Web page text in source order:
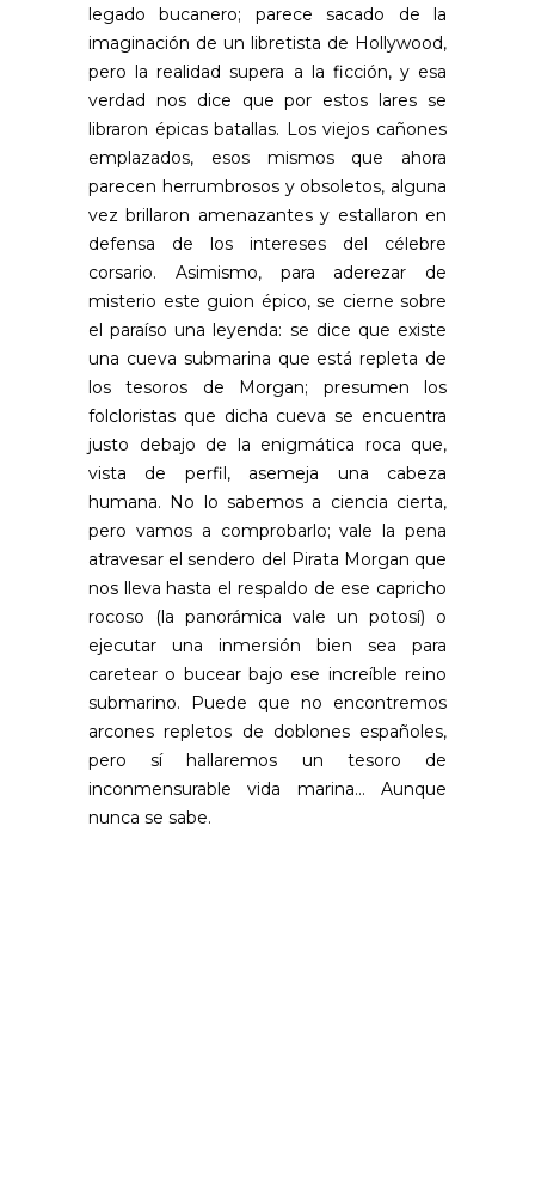
legado bucanero; parece sacado de la
imaginación de un libretista de Hollywood,
pero la realidad supera a la ficción, y esa
verdad nos dice que por estos lares se
libraron épicas batallas. Los viejos cañones
emplazados, esos mismos que ahora
parecen herrumbrosos y obsoletos, alguna
vez brillaron amenazantes y estallaron en
defensa de los intereses del célebre
corsario. Asimismo, para aderezar de
misterio este guion épico, se cierne sobre
el paraíso una leyenda: se dice que existe
una cueva submarina que está repleta de
los tesoros de Morgan; presumen los
folcloristas que dicha cueva se encuentra
justo debajo de la enigmática roca que,
vista de perfil, asemeja una cabeza
humana. No lo sabemos a ciencia cierta,
pero vamos a comprobarlo; vale la pena
atravesar el sendero del Pirata Morgan que
nos lleva hasta el respaldo de ese capricho
rocoso (la panorámica vale un potosí) o
ejecutar una inmersión bien sea para
caretear o bucear bajo ese increíble reino
submarino. Puede que no encontremos
arcones repletos de doblones españoles,
pero sí hallaremos un tesoro de
inconmensurable vida marina… Aunque
nunca se sabe.